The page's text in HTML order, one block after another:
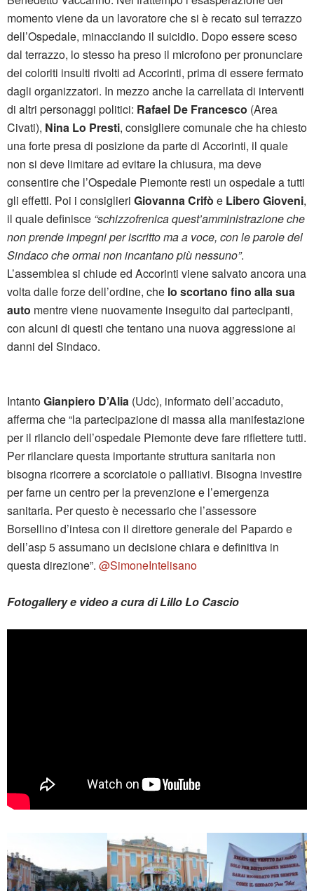
momento viene da un lavoratore che si è recato sul terrazzo
dell’Ospedale, minacciando il suicidio. Dopo essere sceso
dal terrazzo, lo stesso ha preso il microfono per pronunciare
dei coloriti insulti rivolti ad Accorinti, prima di essere fermato
dagli organizzatori. In mezzo anche la carrellata di interventi
di altri personaggi politici: Rafael De Francesco (Area
Civati), Nina Lo Presti, consigliere comunale che ha chiesto
una forte presa di posizione da parte di Accorinti, il quale
non si deve limitare ad evitare la chiusura, ma deve
consentire che l’Ospedale Piemonte resti un ospedale a tutti
gli effetti. Poi i consiglieri Giovanna Crifò e Libero Gioveni,
il quale definisce “schizzofrenica quest’amministrazione che
non prende impegni per iscritto ma a voce, con le parole del
Sindaco che ormai non incantano più nessuno”.
L’assemblea si chiude ed Accorinti viene salvato ancora una
volta dalle forze dell’ordine, che lo scortano fino alla sua
auto mentre viene nuovamente inseguito dai partecipanti,
con alcuni di questi che tentano una nuova aggressione ai
danni del Sindaco.
IntantoGianpiero D’Alia (Udc), informato dell’accaduto,
afferma che “la partecipazione di massa alla manifestazione
per il rilancio dell’ospedale Piemonte deve fare riflettere tutti.
Per rilanciare questa importante struttura sanitaria non
bisogna ricorrere a scorciatoie o palliativi. Bisogna investire
per farne un centro per la prevenzione e l’emergenza
sanitaria. Per questo è necessario che l’assessore
Borsellino d’intesa con il direttore generale del Papardo e
dell’asp 5 assumano un decisione chiara e definitiva in
questa direzione”. @SimoneIntelisano
Fotogallery e video a cura di Lillo Lo Cascio